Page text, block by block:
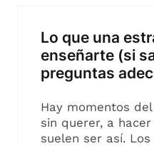
Lo que una
enseñarte (si
preguntas
Hay momentos
sin querer, a
suelen ser así. Los